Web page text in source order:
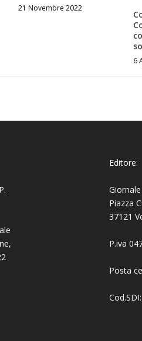
21 Novembre 2022
6
Editore:
Giornale
Piazza
37121
P.iva
Posta